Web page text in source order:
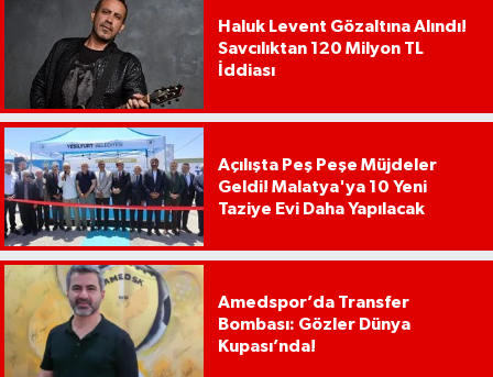
Haluk Levent Gözaltına Alındı!
Savcılıktan 120 Milyon TL
İddiası
Açılışta Peş Peşe Müjdeler
Geldi! Malatya'ya 10 Yeni
Taziye Evi Daha Yapılacak
Amedspor’da Transfer
Bombası: Gözler Dünya
Kupası’nda!